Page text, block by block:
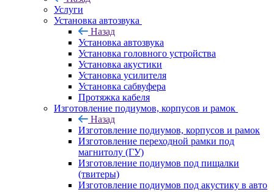
Услуги
Установка автозвука
Назад
Установка автозвука
Установка головного устройства
Установка акустики
Установка усилителя
Установка сабвуфера
Протяжка кабеля
Изготовление подиумов, корпусов и рамок
Назад
Изготовление подиумов, корпусов и рамок
Изготовление переходной рамки под
магнитолу (ГУ)
Изготовление подиумов под пищалки
(твитеры)
Изготовление подиумов под акустику в авто